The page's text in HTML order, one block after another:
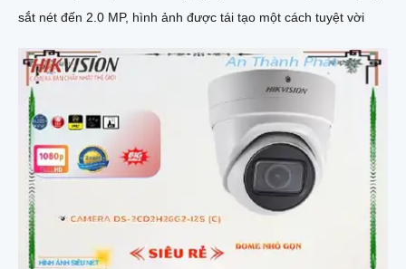
sắt nét đến 2.0 MP, hình ảnh được tái tạo một cách tuyệt vời